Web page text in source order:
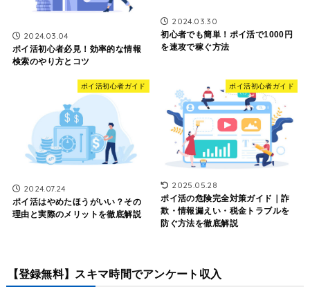
2024.03.04
ポイ活初心者必見！効率的な情報
検索のやり方とコツ
2024.03.30
初心者でも簡単！ポイ活で1000円
を速攻で稼ぐ方法
ポイ活初心者ガイド
2024.07.24
ポイ活はやめたほうがいい？その
理由と実際のメリットを徹底解説
ポイ活初心者ガイド
2025.05.28
ポイ活の危険完全対策ガイド｜詐
欺・情報漏えい・税金トラブルを
防ぐ方法を徹底解説
【登録無料】スキマ時間でアンケート収入